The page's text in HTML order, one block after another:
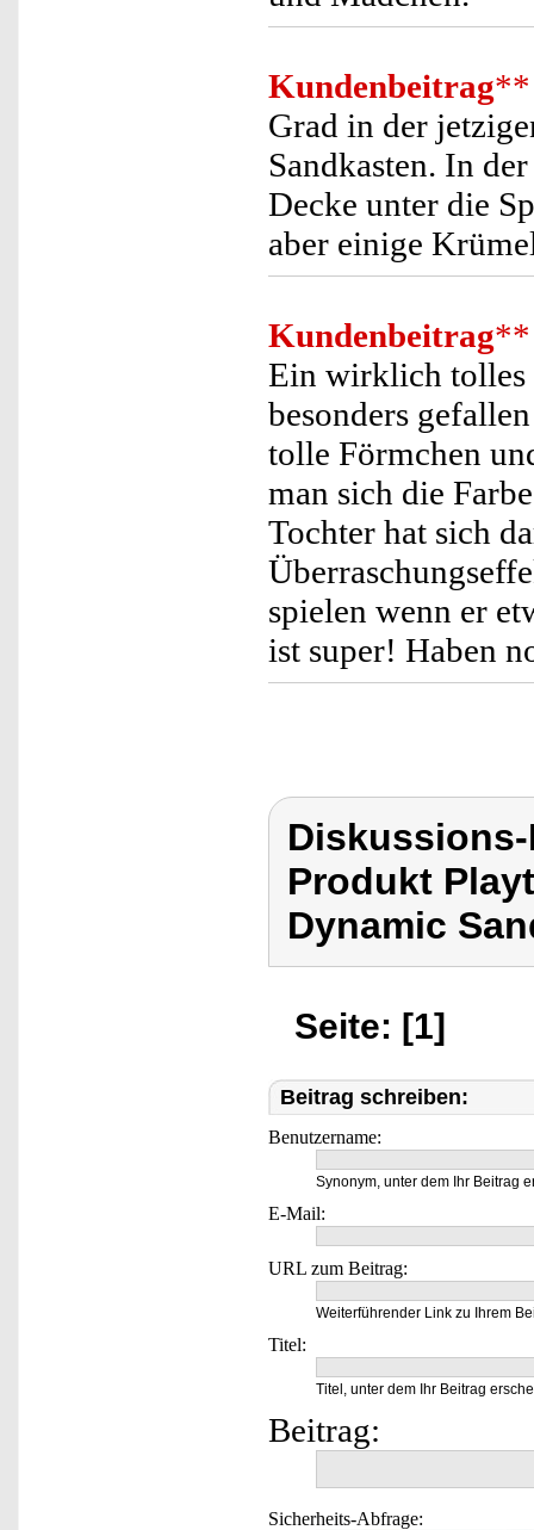
Kundenbeitrag**
Grad in der
Sandkasten. In
Decke unter die
aber einige
Kundenbeitrag**
Ein wirklich tolles
besonders
tolle Förmchen
man sich die
Tochter hat sich
spielen wenn er
ist super! Haben
Produkt
Dynamic
Seite: [1]
Beitrag schreiben:
Benutzername:
Synonym, unter dem Ihr Beitrag
E-Mail:
URL zum Beitrag:
Weiterführender Link zu Ihrem
Titel:
Titel, unter dem Ihr Beitrag
Beitrag:
Sicherheits-Abfrage: